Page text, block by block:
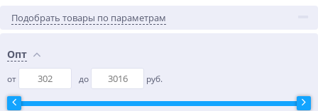
Подобрать товары по параметрам
Опт
от до руб.